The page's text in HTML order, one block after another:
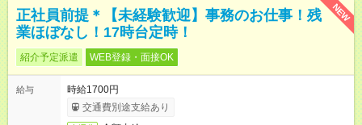
NEW
正社員前提＊【未経験歓迎】事務のお仕事！残
業ほぼなし！17時台定時！
紹介予定派遣 WEB登録・面接OK
給与
時給1700円
交通費別途支給あり